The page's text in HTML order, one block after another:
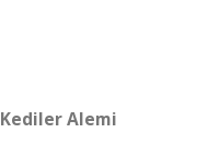
Kediler Alemi